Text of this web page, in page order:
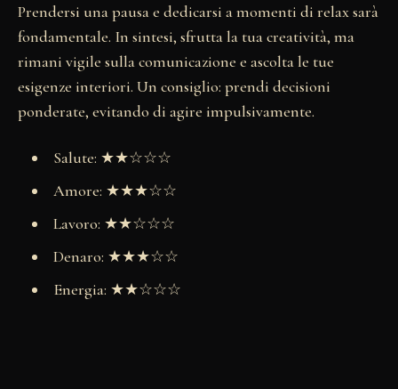
Prendersi una pausa e dedicarsi a momenti di relax sarà
fondamentale. In sintesi, sfrutta la tua creatività, ma
rimani vigile sulla comunicazione e ascolta le tue
esigenze interiori. Un consiglio: prendi decisioni
ponderate, evitando di agire impulsivamente.
Salute: ★★☆☆☆
Amore: ★★★☆☆
Lavoro: ★★☆☆☆
Denaro: ★★★☆☆
Energia: ★★☆☆☆